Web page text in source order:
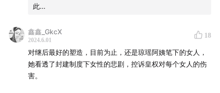
此…
鑫鑫_GkcX
2024.6.01
18
对继后最好的塑造，目前为止，还是琼瑶阿姨笔下的女人，
她看透了封建制度下女性的悲剧，控诉皇权对每个女人的伤
害。